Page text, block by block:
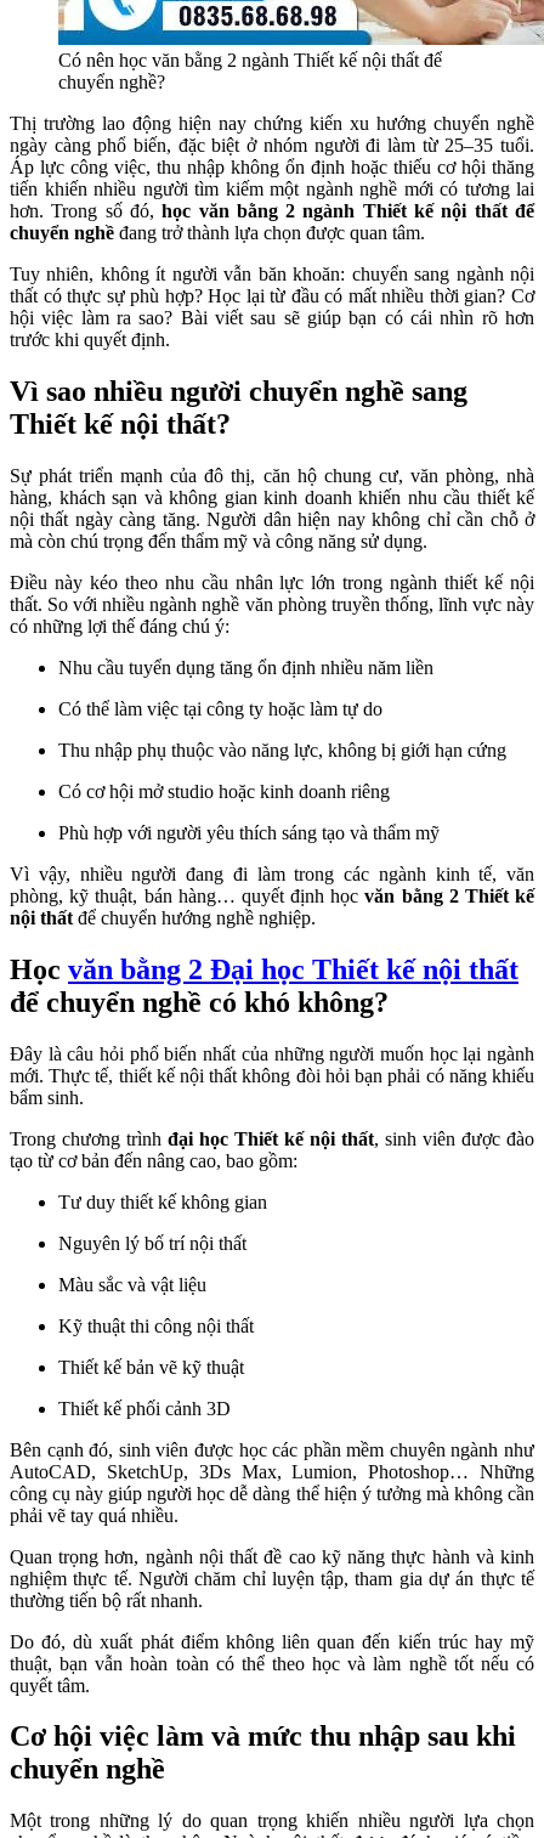
Có nên học văn bằng 2 ngành Thiết kế nội thất để
chuyển nghề?
Thị trường lao động hiện nay chứng kiến xu hướng chuyển nghề
ngày càng phổ biến, đặc biệt ở nhóm người đi làm từ 25–35 tuổi.
Áp lực công việc, thu nhập không ổn định hoặc thiếu cơ hội thăng
tiến khiến nhiều người tìm kiếm một ngành nghề mới có tương lai
hơn. Trong số đó,học văn bằng 2 ngành Thiết kế nội thất để
chuyển nghề đang trở thành lựa chọn được quan tâm.
Tuy nhiên, không ít người vẫn băn khoăn: chuyển sang ngành nội
thất có thực sự phù hợp? Học lại từ đầu có mất nhiều thời gian? Cơ
hội việc làm ra sao? Bài viết sau sẽ giúp bạn có cái nhìn rõ hơn
trước khi quyết định.
Vì sao nhiều người chuyển nghề sang
Thiết kế nội thất?
Sự phát triển mạnh của đô thị, căn hộ chung cư, văn phòng, nhà
hàng, khách sạn và không gian kinh doanh khiến nhu cầu thiết kế
nội thất ngày càng tăng. Người dân hiện nay không chỉ cần chỗ ở
mà còn chú trọng đến thẩm mỹ và công năng sử dụng.
Điều này kéo theo nhu cầu nhân lực lớn trong ngành thiết kế nội
thất. So với nhiều ngành nghề văn phòng truyền thống, lĩnh vực này
có những lợi thế đáng chú ý:
Nhu cầu tuyển dụng tăng ổn định nhiều năm liền
Có thể làm việc tại công ty hoặc làm tự do
Thu nhập phụ thuộc vào năng lực, không bị giới hạn cứng
Có cơ hội mở studio hoặc kinh doanh riêng
Phù hợp với người yêu thích sáng tạo và thẩm mỹ
Vì vậy, nhiều người đang đi làm trong các ngành kinh tế, văn
phòng, kỹ thuật, bán hàng… quyết định họcvăn bằng 2 Thiết kế
nội thất để chuyển hướng nghề nghiệp.
Học văn bằng 2 Đại học Thiết kế nội thất
để chuyển nghề có khó không?
Đây là câu hỏi phổ biến nhất của những người muốn học lại ngành
mới. Thực tế, thiết kế nội thất không đòi hỏi bạn phải có năng khiếu
bẩm sinh.
Trong chương trình đại học Thiết kế nội thất, sinh viên được đào
tạo từ cơ bản đến nâng cao, bao gồm:
Tư duy thiết kế không gian
Nguyên lý bố trí nội thất
Màu sắc và vật liệu
Kỹ thuật thi công nội thất
Thiết kế bản vẽ kỹ thuật
Thiết kế phối cảnh 3D
Bên cạnh đó, sinh viên được học các phần mềm chuyên ngành như
AutoCAD, SketchUp, 3Ds Max, Lumion, Photoshop… Những
công cụ này giúp người học dễ dàng thể hiện ý tưởng mà không cần
phải vẽ tay quá nhiều.
Quan trọng hơn, ngành nội thất đề cao kỹ năng thực hành và kinh
nghiệm thực tế. Người chăm chỉ luyện tập, tham gia dự án thực tế
thường tiến bộ rất nhanh.
Do đó, dù xuất phát điểm không liên quan đến kiến trúc hay mỹ
thuật, bạn vẫn hoàn toàn có thể theo học và làm nghề tốt nếu có
quyết tâm.
Cơ hội việc làm và mức thu nhập sau khi
chuyển nghề
Một trong những lý do quan trọng khiến nhiều người lựa chọn